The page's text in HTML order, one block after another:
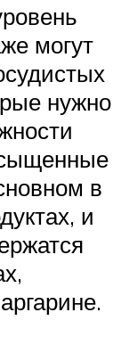
могут
нужно
в
и